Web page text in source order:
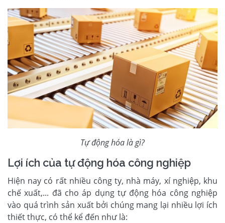
Tự động hóa là gì?
Lợi ích của tự động hóa công nghiệp
Hiện nay có rất nhiều công ty, nhà máy, xí nghiệp, khu
chế xuất,... đã cho áp dụng tự động hóa công nghiệp
vào quá trình sản xuất bởi chúng mang lại nhiều lợi ích
thiết thực, có thể kể đến như là: